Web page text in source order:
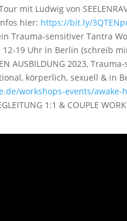
mit Ludwig von
hier: https://bit.ly/
ein Trauma-sensitiver
12-19 Uhr in Berlin (schreib
AUSBILDUNG 2023,
körperlich, sexuell & in
workshops-events/
1:1 & COUPLE